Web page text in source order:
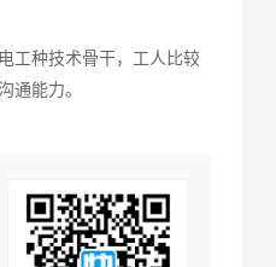
工种技术骨干，工人比较
通能力。